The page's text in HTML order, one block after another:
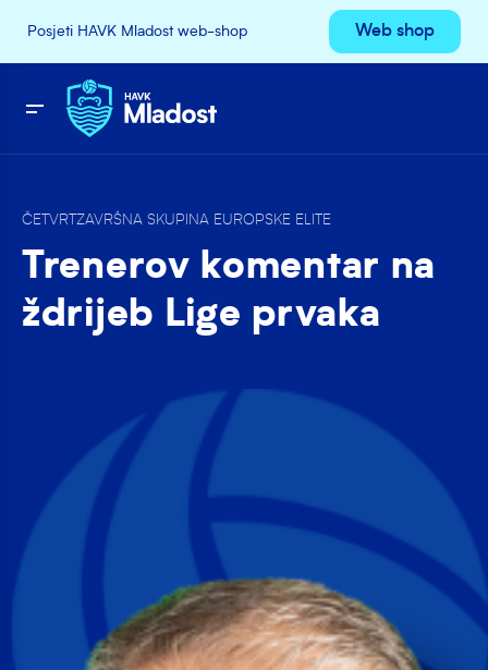
Posjeti HAVK Mladost web-shop Web shop
ČETVRTZAVRŠNA SKUPINA EUROPSKE ELITE
Trenerov komentar na
ždrijeb Lige prvaka